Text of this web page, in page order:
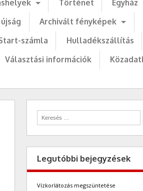
Történet Egyház
Archivált fényképek
számla
Hulladékszállítás
Választási információk
Legutóbbi bejegyzések
Vízkorlátozás megszüntetése